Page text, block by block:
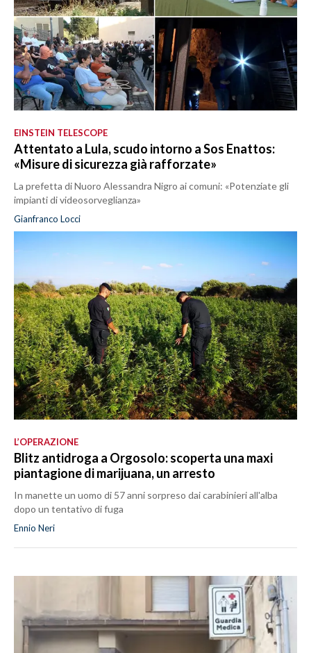
EINSTEIN TELESCOPE
Attentato a Lula, scudo intorno a Sos Enattos:
«Misure di sicurezza già rafforzate»
La prefetta di Nuoro Alessandra Nigro ai comuni: «Potenziate gli
impianti di videosorveglianza»
Gianfranco Locci
L’OPERAZIONE
Blitz antidroga a Orgosolo: scoperta una maxi
piantagione di marijuana, un arresto
In manette un uomo di 57 anni sorpreso dai carabinieri all'alba
dopo un tentativo di fuga
Ennio Neri